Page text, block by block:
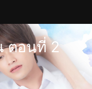
ตอนที่ 2